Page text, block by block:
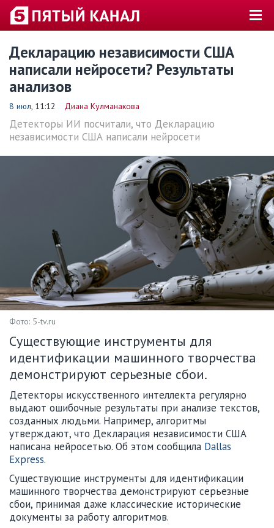
Декларацию независимости США
написали нейросети? Результаты
анализов
8 июл, 11:12 Диана Кулманакова
Детекторы ИИ посчитали, что Декларацию
независимости США написали нейросети
Фото: 5-tv.ru
Существующие инструменты для
идентификации машинного творчества
демонстрируют серьезные сбои.
Детекторы искусственного интеллекта регулярно
выдают ошибочные результаты при анализе текстов,
созданных людьми. Например, алгоритмы
утверждают, что Декларация независимости США
написана нейросетью. Об этом сообщила Dallas
Express.
Существующие инструменты для идентификации
машинного творчества демонстрируют серьезные
сбои, принимая даже классические исторические
документы за работу алгоритмов.